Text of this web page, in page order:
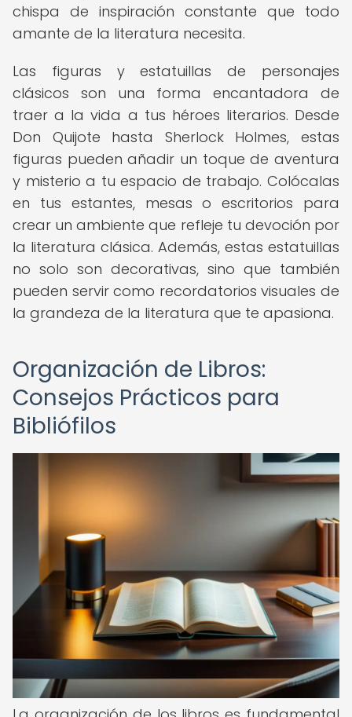
chispa de inspiración constante que todo
amante de la literatura necesita.
Las figuras y estatuillas de personajes
clásicos son una forma encantadora de
traer a la vida a tus héroes literarios. Desde
Don Quijote hasta Sherlock Holmes, estas
figuras pueden añadir un toque de aventura
y misterio a tu espacio de trabajo. Colócalas
en tus estantes, mesas o escritorios para
crear un ambiente que refleje tu devoción por
la literatura clásica. Además, estas estatuillas
no solo son decorativas, sino que también
pueden servir como recordatorios visuales de
la grandeza de la literatura que te apasiona.
Organización de Libros:
Consejos Prácticos para
Bibliófilos